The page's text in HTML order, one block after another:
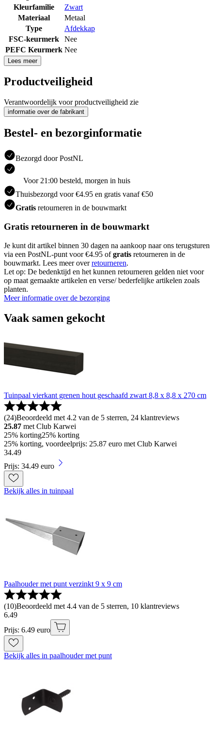
Kleurfamilie
Zwart
Materiaal
Metaal
Type
Afdekkap
FSC-keurmerk
Nee
PEFC Keurmerk Nee
Lees meer
Productveiligheid
Verantwoordelijk voor productveiligheid zie
informatie over de fabrikant
Bestel- en bezorginformatie
Bezorgd door PostNL
Voor 21:00 besteld, morgen in huis
Thuisbezorgd voor €4.95 en gratis vanaf €50
Gratis retourneren in de bouwmarkt
Gratis retourneren in de bouwmarkt
Je kunt dit artikel binnen 30 dagen na aankoop naar ons terugsturen
via een PostNL-punt voor €4.95 ofgratis retourneren in de
bouwmarkt. Lees meer overretourneren.
Let op: De bedenktijd en het kunnen retourneren gelden niet voor
op maat gemaakte artikelen en verse/ bederfelijke artikelen zoals
planten.
Meer informatie over de bezorging
Vaak samen gekocht
Tuinpaal vierkant grenen hout geschaafd zwart 8,8 x 8,8 x 270 cm
(24)Beoordeeld met 4.2 van de 5 sterren, 24 klantreviews
25.87 met Club Karwei
25% korting25% korting
25% korting, voordeelprijs: 25.87 euro met Club Karwei
34.49
Prijs: 34.49 euro
Bekijk alles in tuinpaal
Paalhouder met punt verzinkt 9 x 9 cm
(10)Beoordeeld met 4.4 van de 5 sterren, 10 klantreviews
6.49
Prijs: 6.49 euro
Bekijk alles in paalhouder met punt